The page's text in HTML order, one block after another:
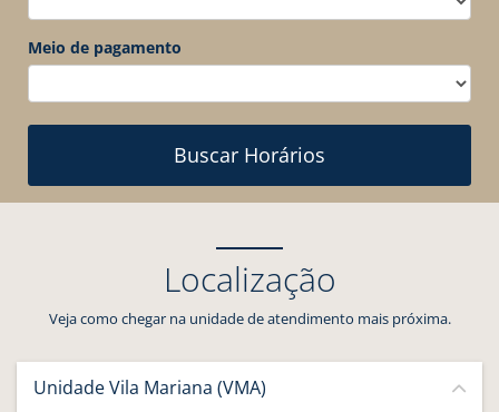
Meio de pagamento
Buscar Horários
Localização
Veja como chegar na unidade de atendimento mais próxima.
Unidade Vila Mariana (VMA)